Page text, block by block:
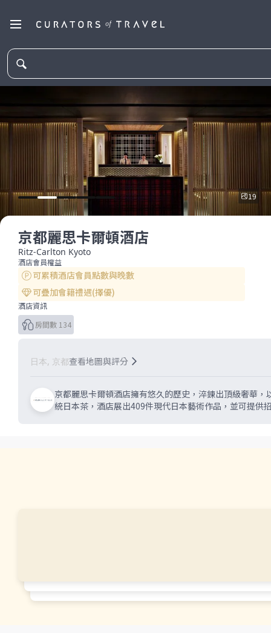
19
京都麗思卡爾頓酒店
Ritz-Carlton Kyoto
酒店會員權益
可累積酒店會員點數與晚數
可疊加會籍禮遇(擇優)
酒店資訊
房間數 134
日本, 京都查看地圖與評分
京都麗思卡爾頓酒店擁有悠久的歷史，淬鍊出頂級奢華
統日本茶，酒店展出409件現代日本藝術作品，並可提供